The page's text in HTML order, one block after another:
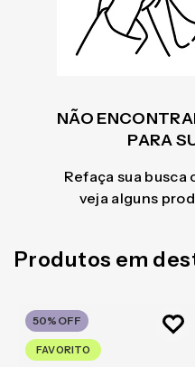
NÃO
PARA
Refaça sua busca
veja alguns
Produtos em
50% OFF
FAVORITO